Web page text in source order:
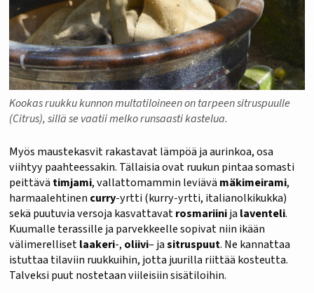
Kookas ruukku kunnon multatiloineen on tarpeen sitruspuulle
(Citrus), sillä se vaatii melko runsaasti kastelua.
Myös maustekasvit rakastavat lämpöä ja aurinkoa, osa
viihtyy paahteessakin. Tällaisia ovat ruukun pintaa somasti
peittävä timjami, vallattomammin leviävä mäkimeirami,
harmaalehtinen curry-yrtti (kurry-yrtti, italianolkikukka)
sekä puutuvia versoja kasvattavatrosmariinija laventeli.
Kuumalle terassille ja parvekkeelle sopivat niin ikään
välimerellisetlaakeri-, oliivi– jasitruspuut. Ne kannattaa
istuttaa tilaviin ruukkuihin, jotta juurilla riittää kosteutta.
Talveksi puut nostetaan viileisiin sisätiloihin.